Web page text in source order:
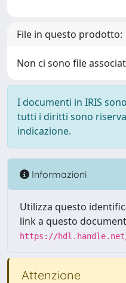
File in questo prodotto:
Non ci sono file
I documenti in IRIS
tutti i diritti sono
indicazione.
Informazioni
Utilizza questo
link a questo
https://hdl.handle.net/
Attenzione